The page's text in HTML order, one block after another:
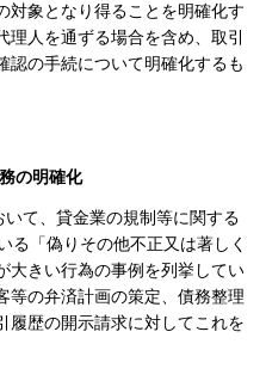
対象となり得ることを明確化す
人を通ずる場合を含め、取引
認の手続について明確化するも
の明確化
て、貸金業の規制等に関する
る「偽りその他不正又は著しく
大きい行為の事例を列挙してい
等の弁済計画の策定、債務整理
履歴の開示請求に対してこれを